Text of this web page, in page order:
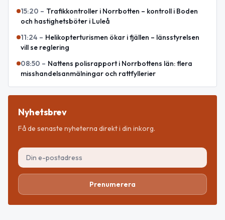
15:20 – Trafikkontroller i Norrbotten – kontroll i Boden
och hastighetsböter i Luleå
11:24 – Helikopterturismen ökar i fjällen – länsstyrelsen
vill se reglering
08:50 – Nattens polisrapport i Norrbottens län: flera
misshandelsanmälningar och rattfyllerier
Nyhetsbrev
Få de senaste nyheterna direkt i din inkorg.
Prenumerera